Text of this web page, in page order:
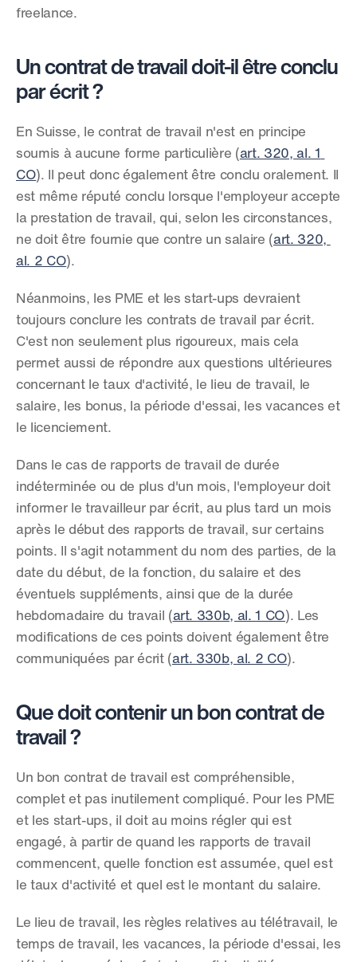
freelance.
Un contrat de travail doit-il être conclu
par écrit ?
En Suisse, le contrat de travail n'est en principe
soumis à aucune forme particulière (art. 320, al. 1
CO). Il peut donc également être conclu oralement. Il
est même réputé conclu lorsque l'employeur accepte
la prestation de travail, qui, selon les circonstances,
ne doit être fournie que contre un salaire (art. 320,
al. 2 CO).
Néanmoins, les PME et les start-ups devraient
toujours conclure les contrats de travail par écrit.
C'est non seulement plus rigoureux, mais cela
permet aussi de répondre aux questions ultérieures
concernant le taux d'activité, le lieu de travail, le
salaire, les bonus, la période d'essai, les vacances et
le licenciement.
Dans le cas de rapports de travail de durée
indéterminée ou de plus d'un mois, l'employeur doit
informer le travailleur par écrit, au plus tard un mois
après le début des rapports de travail, sur certains
points. Il s'agit notamment du nom des parties, de la
date du début, de la fonction, du salaire et des
éventuels suppléments, ainsi que de la durée
hebdomadaire du travail (art. 330b, al. 1 CO). Les
modifications de ces points doivent également être
communiquées par écrit (art. 330b, al. 2 CO).
Que doit contenir un bon contrat de
travail ?
Un bon contrat de travail est compréhensible,
complet et pas inutilement compliqué. Pour les PME
et les start-ups, il doit au moins régler qui est
engagé, à partir de quand les rapports de travail
commencent, quelle fonction est assumée, quel est
le taux d'activité et quel est le montant du salaire.
Le lieu de travail, les règles relatives au télétravail, le
temps de travail, les vacances, la période d'essai, les